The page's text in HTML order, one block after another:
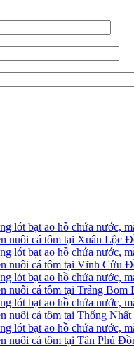
lót bạt ao hồ chứa nước,
nuôi cá tôm tại Xuân Lộc
lót bạt ao hồ chứa nước,
nuôi cá tôm tại Vĩnh Cửu
lót bạt ao hồ chứa nước,
nuôi cá tôm tại Trảng Bom
lót bạt ao hồ chứa nước,
nuôi cá tôm tại Thống
lót bạt ao hồ chứa nước,
nuôi cá tôm tại Tân Phú